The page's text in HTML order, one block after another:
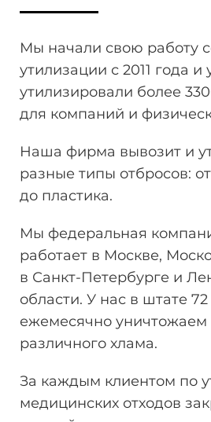
Мы начали свою работу
утилизации с 2011 года
утилизировали более
для компаний и
Наша фирма вывозит и
разные типы отбросов:
до пластика.
Мы федеральная
работает в Москве,
в Санкт-Петербурге и
области. У нас в штате
ежемесячно уничтожаем
различного хлама.
За каждым клиентом по
медицинских отходов